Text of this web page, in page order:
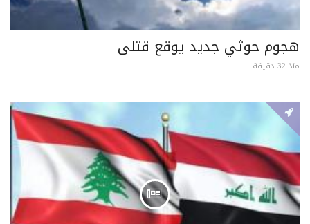
هجوم حوثي جديد يوقع قتلى
منذ 32 دقيقة